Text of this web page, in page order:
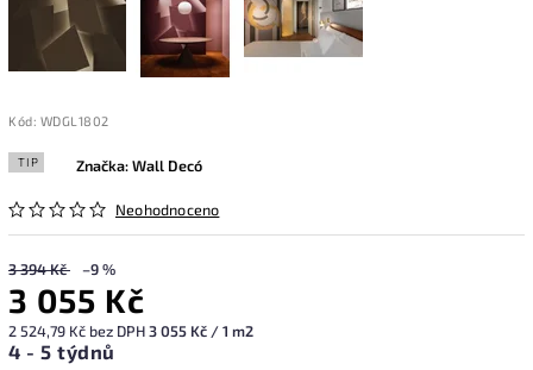
Kód: WDGL1802
TIP
Neohodnoceno
Značka:Wall Decó
3 394 Kč –9 %
3 055 Kč
2 524,79 Kč bez DPH3 055 Kč / 1 m2
4 - 5 týdnů